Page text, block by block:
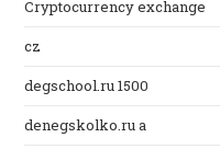
Cryptocurrency exchange
cz
degschool.ru 1500
denegskolko.ru a